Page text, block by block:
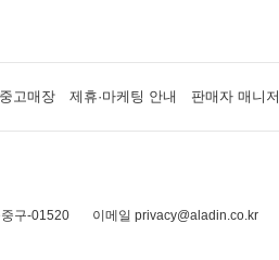
중고매장 제휴·마케팅 안내 판매자 매니저
구-01520
이메일 privacy@aladin.co.kr